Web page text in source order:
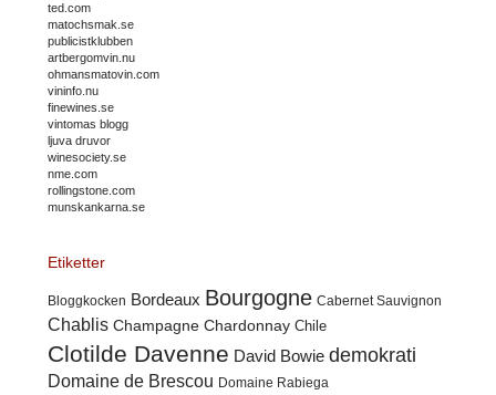
ted.com
matochsmak.se
publicistklubben
artbergomvin.nu
ohmansmatovin.com
vininfo.nu
finewines.se
vintomas blogg
ljuva druvor
winesociety.se
nme.com
rollingstone.com
munskankarna.se
Etiketter
Bloggkocken Bordeaux Bourgogne Cabernet Sauvignon
Chablis Champagne Chardonnay Chile
Clotilde Davenne David Bowie demokrati
Domaine de Brescou Domaine Rabiega